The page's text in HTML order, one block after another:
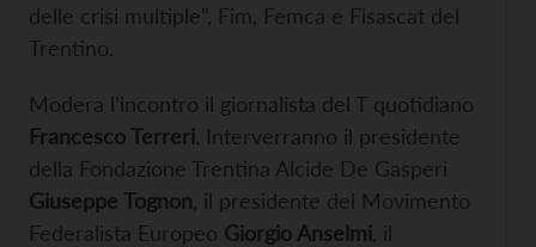
delle crisi multiple”, Fim, Femca e Fisascat del
Trentino.
Modera l’incontro il giornalista del T quotidiano
Francesco Terreri. Interverranno il presidente
della Fondazione Trentina Alcide De Gasperi
Giuseppe Tognon , il presidente del Movimento
Federalista Europeo Giorgio Anselmi , il